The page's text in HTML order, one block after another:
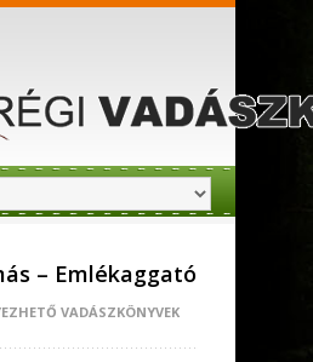
– Emlékaggató
VADÁSZKÖNYVEK